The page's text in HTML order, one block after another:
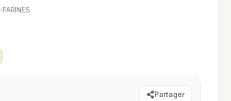
›FARINES
Partager